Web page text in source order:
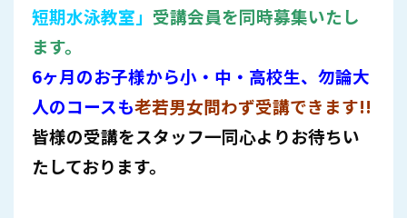
短期水泳教室」 受講会員を同時募集いたし
ます。
6ヶ月のお子様から小・中・高校生、勿論大
人のコースも老若男女問わず受講できます!!
皆様の受講をスタッフ一同心よりお待ちい
たしております。